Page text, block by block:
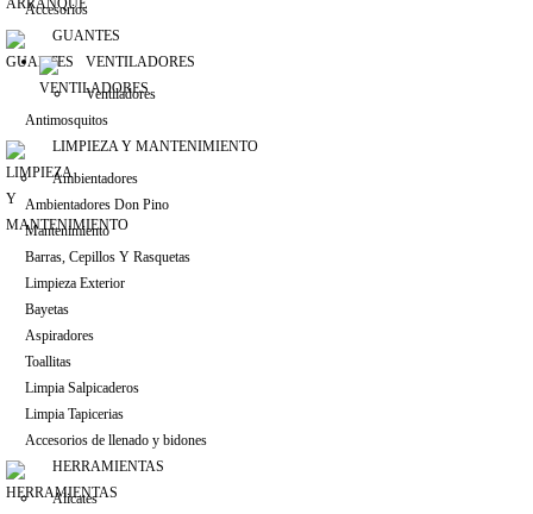
Accesorios
GUANTES
VENTILADORES
Ventiladores
Antimosquitos
LIMPIEZA Y MANTENIMIENTO
Ambientadores
Ambientadores Don Pino
Mantenimiento
Barras, Cepillos Y Rasquetas
Limpieza Exterior
Bayetas
Aspiradores
Toallitas
Limpia Salpicaderos
Limpia Tapicerias
Accesorios de llenado y bidones
HERRAMIENTAS
Alicates